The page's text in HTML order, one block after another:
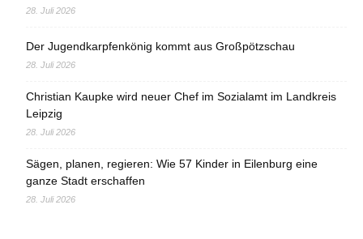
28. Juli 2026
Der Jugendkarpfenkönig kommt aus Großpötzschau
28. Juli 2026
Christian Kaupke wird neuer Chef im Sozialamt im Landkreis
Leipzig
28. Juli 2026
Sägen, planen, regieren: Wie 57 Kinder in Eilenburg eine
ganze Stadt erschaffen
28. Juli 2026